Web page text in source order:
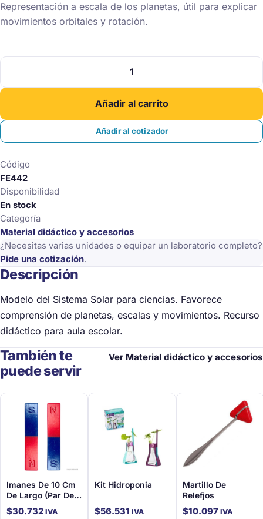
Representación a escala de los planetas, útil para explicar
movimientos orbitales y rotación.
Modelo
Sistema
cantidad
Añadir al carrito
Añadir al cotizador
Código
FE442
Disponibilidad
En stock
Categoría
Material didáctico y accesorios
¿Necesitas varias unidades o equipar un laboratorio completo?
Pide una cotización.
Descripción
Modelo del Sistema Solar para ciencias. Favorece
comprensión de planetas, escalas y movimientos. Recurso
didáctico para aula escolar.
También te
puede servir
Ver Material didáctico y accesorios
Imanes De 10 Cm
De Largo (Par De
Barras)
$30.732 IVA
Kit Hidroponia
$56.531 IVA
Martillo De
Relefjos
$10.097 IVA